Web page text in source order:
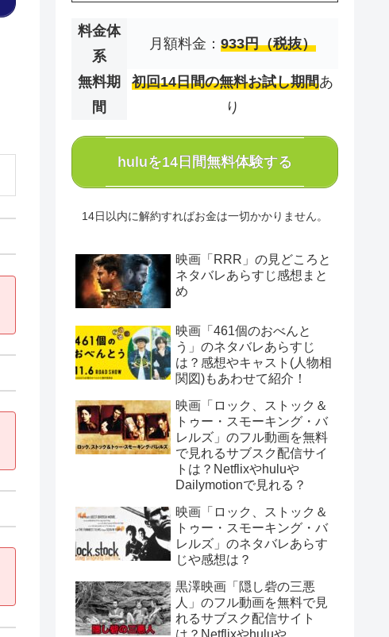
料金体
系
月額料金： 933円（税抜）
無料期
間
初回14日間の無料お試し期間あ
り
huluを14日間無料体験する
14日以内に解約すればお金は一切かかりません。
映画「RRR」の見どころと
ネタバレあらすじ感想まと
め
映画「461個のおべんと
う」のネタバレあらすじ
は？感想やキャスト(人物相
関図)もあわせて紹介！
映画「ロック、ストック＆
トゥー・スモーキング・バ
レルズ」のフル動画を無料
で見れるサブスク配信サイ
トは？Netflixやhuluや
Dailymotionで見れる？
映画「ロック、ストック＆
トゥー・スモーキング・バ
レルズ」のネタバレあらす
じや感想は？
黒澤映画「隠し砦の三悪
人」のフル動画を無料で見
れるサブスク配信サイト